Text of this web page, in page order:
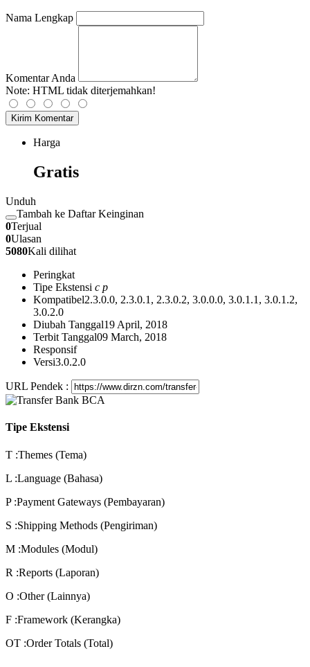
Nama Lengkap
Komentar Anda
Note: HTML tidak diterjemahkan!
Kirim Komentar
Harga
Gratis
Unduh
Tambah ke Daftar Keinginan
0Terjual
0Ulasan
5080Kali dilihat
Peringkat
Tipe Ekstensi c p
Kompatibel2.3.0.0, 2.3.0.1, 2.3.0.2, 3.0.0.0, 3.0.1.1, 3.0.1.2,
3.0.2.0
Diubah Tanggal19 April, 2018
Terbit Tanggal09 March, 2018
Responsif
Versi3.0.2.0
URL Pendek :
Tipe Ekstensi
T :Themes (Tema)
L :Language (Bahasa)
P :Payment Gateways (Pembayaran)
S :Shipping Methods (Pengiriman)
M :Modules (Modul)
R :Reports (Laporan)
O :Other (Lainnya)
F :Framework (Kerangka)
OT :Order Totals (Total)